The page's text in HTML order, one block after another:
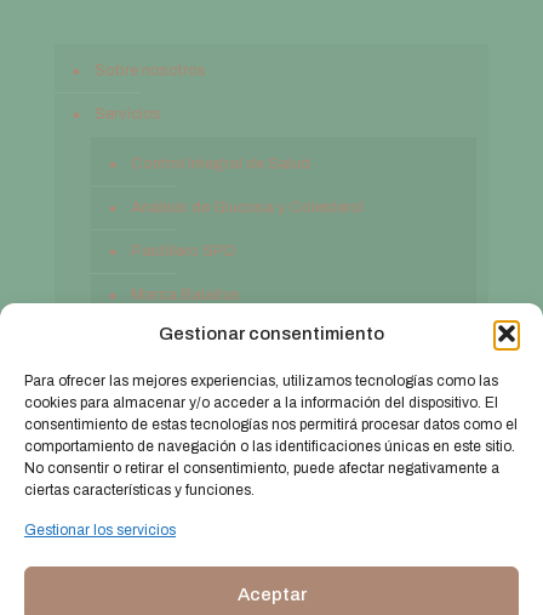
Gestionar consentimiento
Para ofrecer las mejores experiencias, utilizamos tecnologías como las
cookies para almacenar y/o acceder a la información del dispositivo. El
consentimiento de estas tecnologías nos permitirá procesar datos como el
comportamiento de navegación o las identificaciones únicas en este sitio.
No consentir o retirar el consentimiento, puede afectar negativamente a
ciertas características y funciones.
Gestionar los servicios
Aceptar
Sobre nosotros
Servicios
Control Integral de Salud
Análisis de Glucosa y Colesterol
Pastillero SPD
Marca Balaitus
© 2026 farmaciabalaitus.com. Todos los derechos